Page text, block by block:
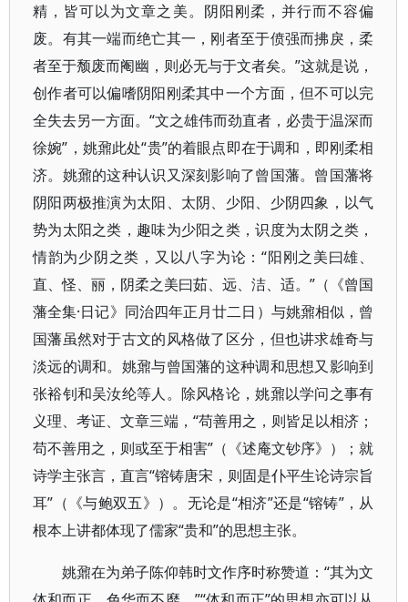
精，皆可以为文章之美。阴阳刚柔，并行而不容偏
废。有其一端而绝亡其一，刚者至于偾强而拂戾，柔
者至于颓废而阉幽，则必无与于文者矣。”这就是说，
创作者可以偏嗜阴阳刚柔其中一个方面，但不可以完
全失去另一方面。“文之雄伟而劲直者，必贵于温深而
徐婉”，姚鼐此处“贵”的着眼点即在于调和，即刚柔相
济。姚鼐的这种认识又深刻影响了曾国藩。曾国藩将
阴阳两极推演为太阳、太阴、少阳、少阴四象，以气
势为太阳之类，趣味为少阳之类，识度为太阴之类，
情韵为少阴之类，又以八字为论：“阳刚之美曰雄、
直、怪、丽，阴柔之美曰茹、远、洁、适。”（《曾国
藩全集·日记》同治四年正月廿二日）与姚鼐相似，曾
国藩虽然对于古文的风格做了区分，但也讲求雄奇与
淡远的调和。姚鼐与曾国藩的这种调和思想又影响到
张裕钊和吴汝纶等人。除风格论，姚鼐以学问之事有
义理、考证、文章三端，“苟善用之，则皆足以相济；
苟不善用之，则或至于相害”（《述庵文钞序》）；就
诗学主张言，直言“镕铸唐宋，则固是仆平生论诗宗旨
耳”（《与鲍双五》）。无论是“相济”还是“镕铸”，从
根本上讲都体现了儒家“贵和”的思想主张。
姚鼐在为弟子陈仰韩时文作序时称赞道：“其为文